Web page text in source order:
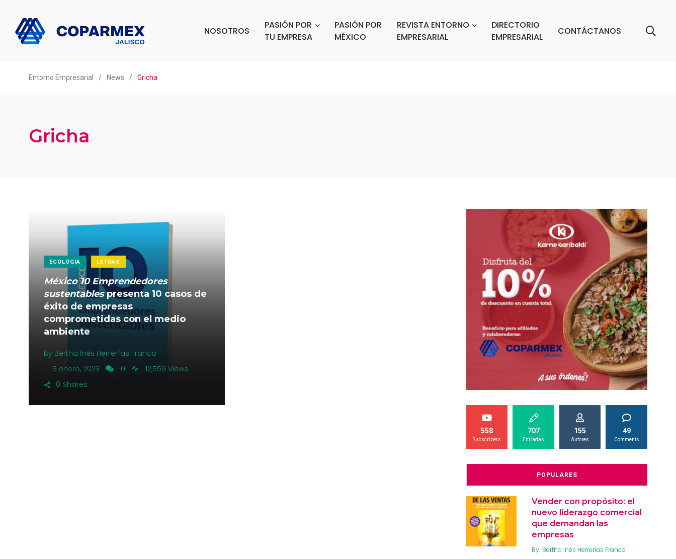
NOSOTROS
PASIÓN POR
TU EMPRESA
PASIÓN POR
MÉXICO
REVISTA ENTORNO
EMPRESARIAL
DIRECTORIO
EMPRESARIAL
CONTÁCTANOS
Entorno Empresarial / News / Gricha
Gricha
ECOLOGÍA LETRAS
México 10 Emprendedores
sustentablespresenta 10 casos de
éxito de empresas
comprometidas con el medio
ambiente
By Bertha Inés Herrerías Franco
.
5 enero, 2023 0
12,559 Views
Shares
0
558
Subscribers
707
Entradas
155
Autores
49
Comments
POPULARES
Vender con propósito: el
nuevo liderazgo comercial
que demandan las
empresas
By Bertha Inés Herrerías Franco